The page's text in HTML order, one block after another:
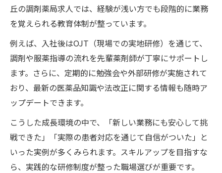
仕事内容の多様性が転職後の成長を後押し
毎日の業務から学ぶ専門知識の深め方
実践的な現場経験がキャリア形成に直結
調剤業務を通じたスキルアップ成功例
教育体制に注目したい薬剤師転職の現場事情
教育体制が充実した職場でスキルアップ
研修制度の活用で専門性を高める方法
転職後すぐに学べる実践的な知識とは
薬剤師向け育成支援が成長を後押し
教育環境の違いがキャリア選択の決め手
丘の調剤薬局求人では、経験が浅い方でも段階的に業務
を覚えられる教育体制が整っています。
例えば、入社後はOJT（現場での実地研修）を通じて、
調剤や服薬指導の流れを先輩薬剤師が丁寧にサポートし
ます。さらに、定期的に勉強会や外部研修が実施されて
おり、最新の医薬品知識や法改正に関する情報も随時ア
ップデートできます。
こうした成長環境の中で、「新しい業務にも安心して挑
戦できた」「実際の患者対応を通じて自信がついた」と
いった実例が多くみられます。スキルアップを目指すな
ら、実践的な研修制度が整った職場選びが重要です。